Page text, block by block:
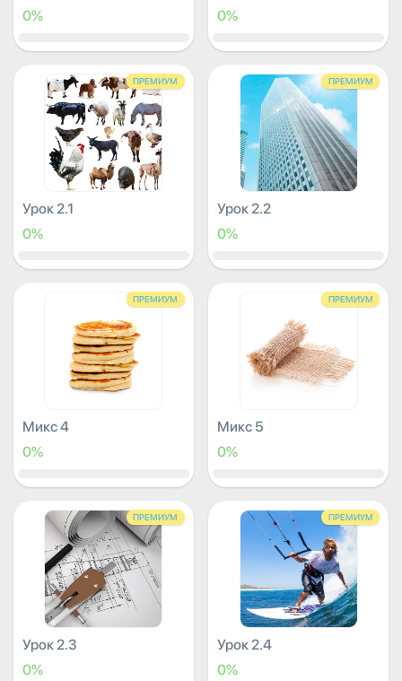
0%
0%
ПРЕМИУМ
Урок 2.1
0%
ПРЕМИУМ
Урок 2.2
0%
ПРЕМИУМ
Микс 4
0%
ПРЕМИУМ
Микс 5
0%
ПРЕМИУМ
Урок 2.3
0%
ПРЕМИУМ
Урок 2.4
0%